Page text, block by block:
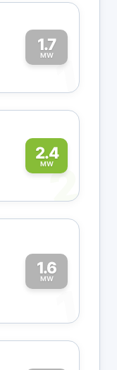
1.7
MW1
2.4
MW2
1.6
MW
1